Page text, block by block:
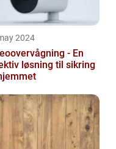
2024
- En
løsning til sikring